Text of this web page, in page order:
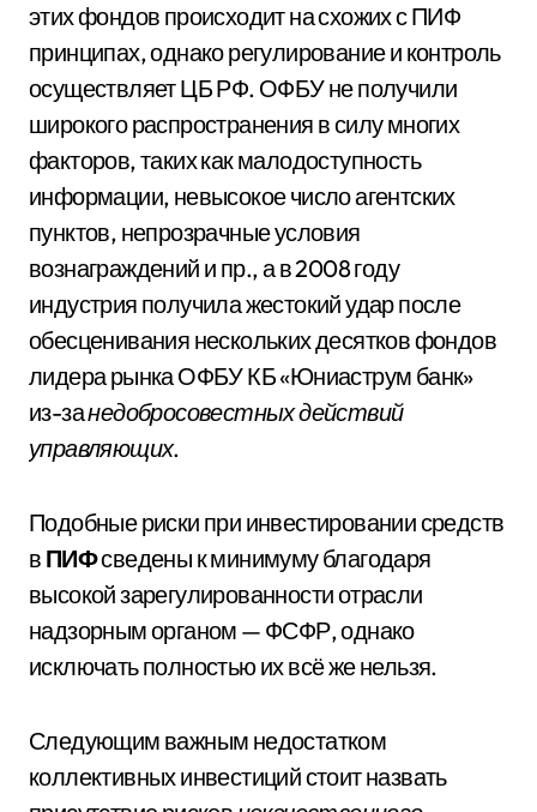
этих фондов происходит на схожих с ПИФ
принципах, однако регулирование и контроль
осуществляет ЦБ РФ. ОФБУ не получили
широкого распространения в силу многих
факторов, таких как малодоступность
информации, невысокое число агентских
пунктов, непрозрачные условия
вознаграждений и пр., а в 2008 году
индустрия получила жестокий удар после
обесценивания нескольких десятков фондов
лидера рынка ОФБУ КБ «Юниаструм банк»
из-занедобросовестных действий
управляющих.
Подобные риски при инвестировании средств
в ПИФсведены к минимуму благодаря
высокой зарегулированности отрасли
надзорным органом — ФСФР, однако
исключать полностью их всё же нельзя.
Следующим важным недостатком
коллективных инвестиций стоит назвать